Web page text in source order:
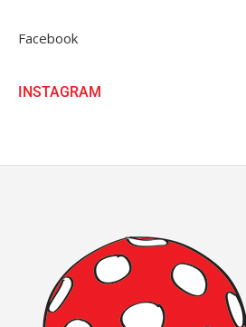
Facebook
INSTAGRAM